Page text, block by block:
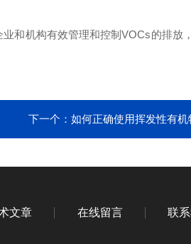
机构有效管理和控制VOCs的排放
下一个：如何正确使用挥发性有机
文章 在线留言 联